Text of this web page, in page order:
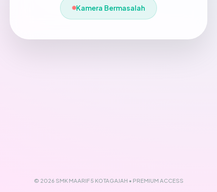
Kamera Bermasalah
© 2026 SMK MAARIF 5 KOTAGAJAH • PREMIUM ACCESS